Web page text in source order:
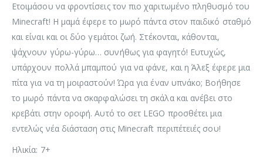
Ετοιμάσου να φροντίσεις τον πιο χαριτωμένο πληθυσμό του
Minecraft! Η μαμά έφερε το μωρό πάντα στον παιδικό σταθμό
και είναι και οι δύο γεμάτοι ζωή. Στέκονται, κάθονται,
ψάχνουν γύρω-γύρω… συνήθως για φαγητό! Ευτυχώς,
υπάρχουν πολλά μπαμπού για να φάνε, και η Άλεξ έφερε μια
πίτα για να τη μοιραστούν! Ώρα για έναν υπνάκο; Βοήθησε
το μωρό πάντα να σκαρφαλώσει τη σκάλα και ανέβει στο
κρεβάτι στην οροφή. Αυτό το σετ LEGO προσθέτει μια
εντελώς νέα διάσταση στις Minecraft περιπέτειές σου!
Ηλικία: 7+